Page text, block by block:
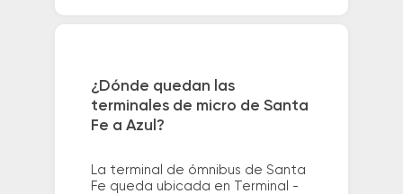
¿Dónde quedan las
terminales de micro de Santa
Fe a Azul?
La terminal de ómnibus de Santa
Fe queda ubicada en Terminal -